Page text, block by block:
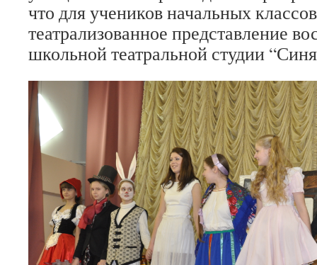
что для учеников начальных
театрализованное представление
школьной театральной студии